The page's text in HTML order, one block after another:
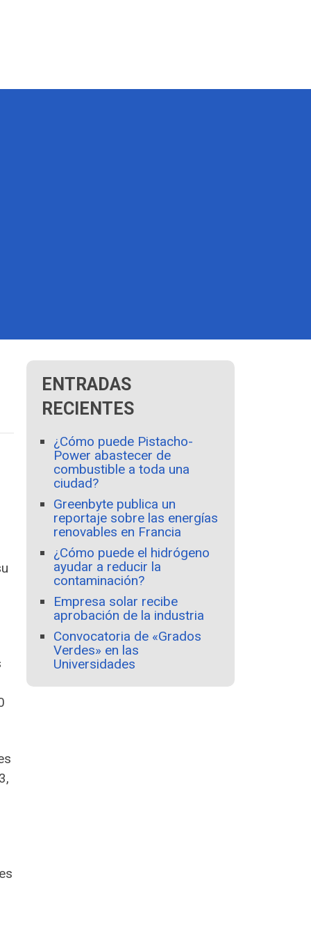
ENTRADAS
RECIENTES
¿Cómo puede Pistacho-
Power abastecer de
combustible a toda una
ciudad?
Greenbyte publica un
reportaje sobre las energías
renovables en Francia
¿Cómo puede el hidrógeno
ayudar a reducir la
contaminación?
Empresa solar recibe
aprobación de la industria
Convocatoria de «Grados
Verdes» en las
Universidades